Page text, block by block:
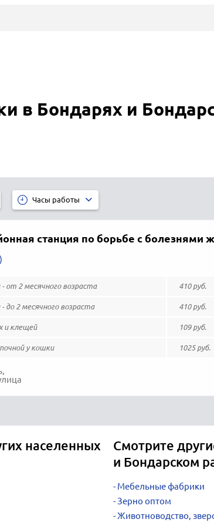
в Бондарях и
Часы работы
станция по борьбе с болезнями
от 2 месячного возраста 410 руб.
до 2 месячного возраста 410 руб.
и клещей 109 руб.
у кошки 1025 руб.
населенных
Смотрите
и Бондарском
Мебельные фабрики
Зерно оптом
Животноводство,